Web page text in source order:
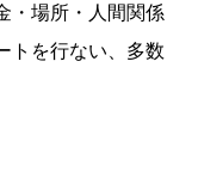
・場所・人間関係
トを行ない、多数